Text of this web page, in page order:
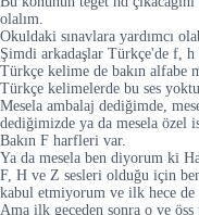
olalım.
Okuldaki sınavlara yardımcı
Şimdi arkadaşlar Türkçe'de f, h
Türkçe kelime de bakın alfabe
Türkçe kelimelerde bu ses
Mesela ambalaj dediğimde,
dediğimizde ya da mesela özel
Bakın F harfleri var.
Ya da mesela ben diyorum ki
F, H ve Z sesleri olduğu için
kabul etmiyorum ve ilk hece
Ama ilk geceden sonra o ve